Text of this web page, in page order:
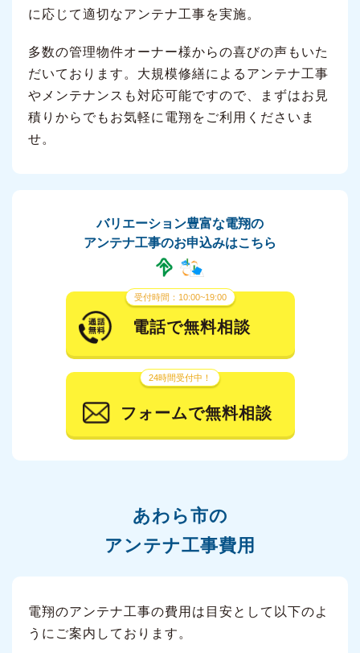
に応じて適切なアンテナ工事を実施。
多数の管理物件オーナー様からの喜びの声もいた
だいております。大規模修繕によるアンテナ工事
やメンテナンスも対応可能ですので、まずはお見
積りからでもお気軽に電翔をご利用くださいま
せ。
バリエーション豊富な電翔の
アンテナ工事のお申込みはこちら
受付時間：10:00~19:00
電話で無料相談
24時間受付中！
フォームで無料相談
あわら市の
アンテナ工事費用
電翔のアンテナ工事の費用は目安として以下のよ
うにご案内しております。